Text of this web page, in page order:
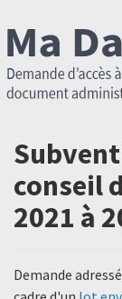
conseil
2021 à
Demande